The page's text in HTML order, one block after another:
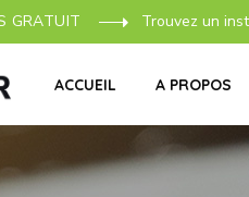
GRATUIT Trouvez un
ACCUEIL A PROPOS